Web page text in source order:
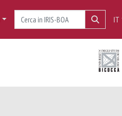
IT